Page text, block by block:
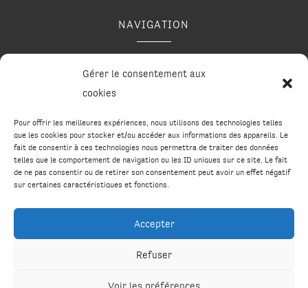
Gérer le consentement aux
cookies
Pour offrir les meilleures expériences, nous utilisons des technologies telles
que les cookies pour stocker et/ou accéder aux informations des appareils. Le
fait de consentir à ces technologies nous permettra de traiter des données
telles que le comportement de navigation ou les ID uniques sur ce site. Le fait
de ne pas consentir ou de retirer son consentement peut avoir un effet négatif
sur certaines caractéristiques et fonctions.
Accepter
Refuser
NAVIGATION
Contact Mentions légales
RÉALISATION